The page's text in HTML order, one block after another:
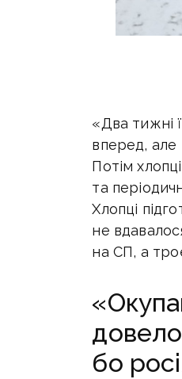
«Два тижні
вперед, але
Потім
та
Хлопці
не
на СП, а
бо